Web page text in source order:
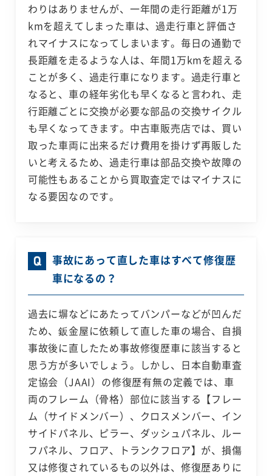
わりはありませんが、一年間の走行距離が1万
kmを超えてしまった車は、過走行車と評価さ
れマイナスになってしまいます。毎日の通勤で
長距離を走るような人は、年間1万kmを超える
ことが多く、過走行車になります。過走行車と
なると、車の経年劣化も早くなると言われ、走
行距離ごとに交換が必要な部品の交換サイクル
も早くなってきます。中古車販売店では、買い
取った車両に出来るだけ費用を掛けず再販した
いと考えるため、過走行車は部品交換や故障の
可能性もあることから買取査定ではマイナスに
なる要因なのです。
事故にあって直した車はすべて修復歴
車になるの？
過去に塀などにあたってバンパーなどが凹んだ
ため、鈑金屋に依頼して直した車の場合、自損
事故後に直したため事故修復歴車に該当すると
思う方が多いでしょう。しかし、日本自動車査
定協会（JAAI）の修復歴有無の定義では、車
両のフレーム（骨格）部位に該当する【フレー
ム（サイドメンバー）、クロスメンバー、イン
サイドパネル、ピラー、ダッシュパネル、ルー
フパネル、フロア、トランクフロア】が、損傷
又は修復されているもの以外は、修復歴ありに